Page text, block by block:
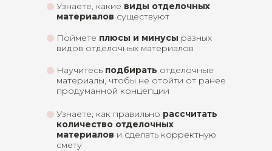
Узнаете, какие виды отделочных
материалов существуют
Поймете плюсы и минусы разных
видов отделочных материалов
Научитесь подбирать отделочные
материалы, чтобы не отойти от ранее
продуманной концепции
Узнаете, как правильно рассчитать
количество отделочных
материалов и сделать корректную
смету